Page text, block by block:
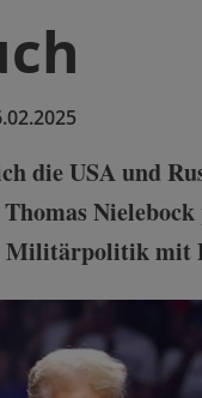
die USA und
Militärpolitik